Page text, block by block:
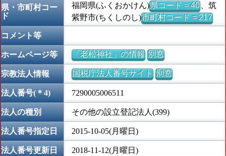
県・市町村コー
ド
福岡県(ふくおかけん)県コード = 40、筑
紫野市(ちくしのし)市町村コード = 217
コメント等
ホームページ等 「老松神社」の情報 別窓
宗教法人情報 国税庁法人番号サイト 別窓
法人番号(＊4) 7290005006511
法人の種別 その他の設立登記法人(399)
法人番号指定日 2015-10-05(月曜日)
法人番号更新日 2018-11-12(月曜日)